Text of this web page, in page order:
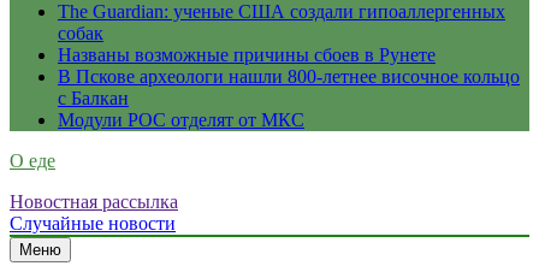
The Guardian: ученые США создали гипоаллергенных
собак
Названы возможные причины сбоев в Рунете
В Пскове археологи нашли 800-летнее височное кольцо
с Балкан
Модули РОС отделят от МКС
О еде
Новостная рассылка
Случайные новости
Меню